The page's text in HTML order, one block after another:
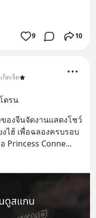
9 10
ก็ดเจ็ต
ดรน
องจีนจัดงานแสดงโชว์
ไฮ้ เพื่อฉลองครบรอบ
Princess Conne